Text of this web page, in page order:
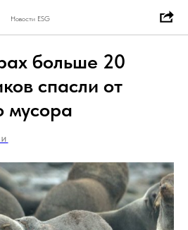
Новости ESG
больше 20
спасли от
мусора